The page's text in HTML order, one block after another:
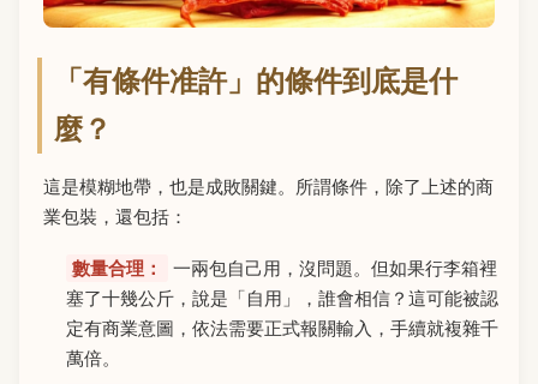
「有條件准許」的條件到底是什
麼？
這是模糊地帶，也是成敗關鍵。所謂條件，除了上述的商
業包裝，還包括：
數量合理：
一兩包自己用，沒問題。但如果行李箱裡
塞了十幾公斤，說是「自用」，誰會相信？這可能被認
定有商業意圖，依法需要正式報關輸入，手續就複雜千
萬倍。